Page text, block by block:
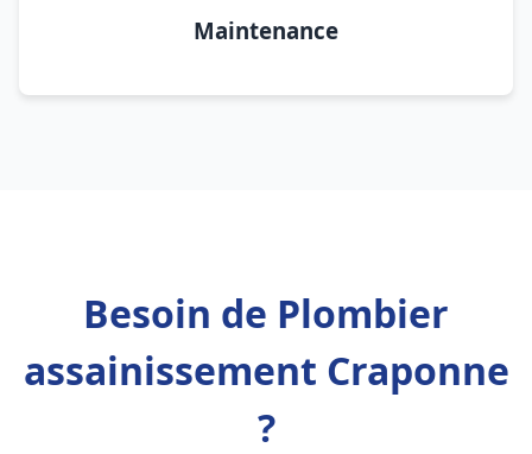
Maintenance
Besoin de Plombier
assainissement Craponne
?